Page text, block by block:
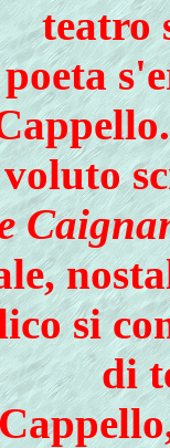
teatro
si
di